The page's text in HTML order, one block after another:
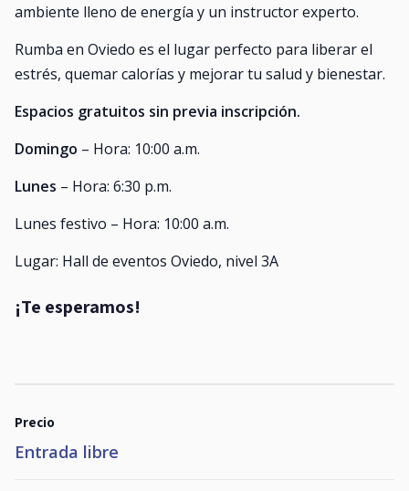
ambiente lleno de energía y un instructor experto.
Rumba en Oviedo es el lugar perfecto para liberar el
estrés, quemar calorías y mejorar tu salud y bienestar.
Espacios gratuitos sin previa inscripción.
Domingo – Hora: 10:00 a.m.
Lunes – Hora: 6:30 p.m.
Lunes festivo – Hora: 10:00 a.m.
Lugar: Hall de eventos Oviedo, nivel 3A
¡Te esperamos!
Precio
Entrada libre